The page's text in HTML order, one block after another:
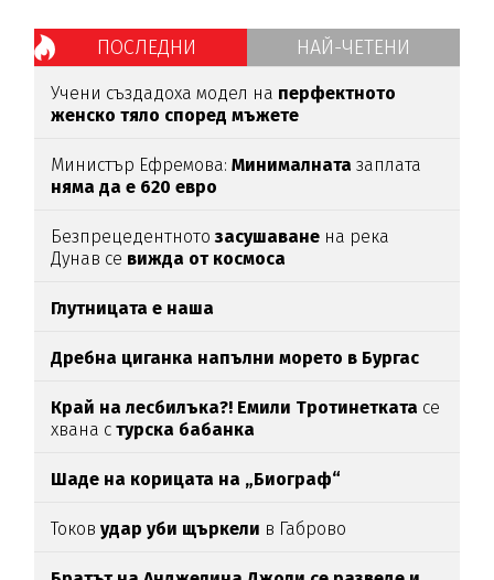
ПОСЛЕДНИ НАЙ-ЧЕТЕНИ
Учени създадоха модел на перфектното
женско тяло според мъжете
Министър Ефремова:Минималната заплата
няма да е 620 евро
Безпрецедентнотозасушаване на река
Дунав се вижда от космоса
Глутницата е наша
Дребна циганка напълни морето в Бургас
Край на лесбилъка?! Емили Тротинетката се
хвана с турска бабанка
Шаде на корицата на „Биограф“
Токовудар уби щъркели в Габрово